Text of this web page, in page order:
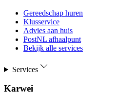
Gereedschap huren
Klusservice
Advies aan huis
PostNL afhaalpunt
Bekijk alle services
Services
Karwei